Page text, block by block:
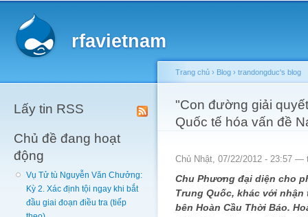
rfavietnam
Lấy tin RSS
Chủ đề đang hoạt
động
Vụ Tử tù Nguyễn Văn Chưởng:
Kỳ 2. Xác định tội ngay khi bắt
đầu giai đoạn điều tra (tiếp
You are here
Trang chủ › Blog › trandongduc's blog
"Con đường giải
Quốc tế hóa vấn đề
Chủ Nhật, 07/22/2012 - 23:57 —
Chu Phương đại diện cho
Trung Quốc, khác với
bên Hoàn Cầu Thời Báo.